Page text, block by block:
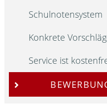
Schulnotensystem
Konkrete
Service ist